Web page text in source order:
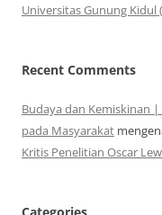
Universitas Gunung Kidul
Recent Comments
Budaya dan Kemiskinan
pada Masyarakat
Kritis Penelitian Oscar